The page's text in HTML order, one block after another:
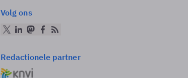
Volg ons
Redactionele partner